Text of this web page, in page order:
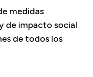
medidas
de impacto social
de todos los